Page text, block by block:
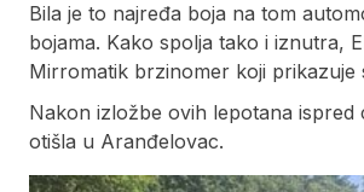
Bila je to najređa boja na tom
bojama. Kako spolja tako i iznutra,
Mirromatik brzinomer koji prikazuje
Nakon izložbe ovih lepotana
otišla u Aranđelovac.